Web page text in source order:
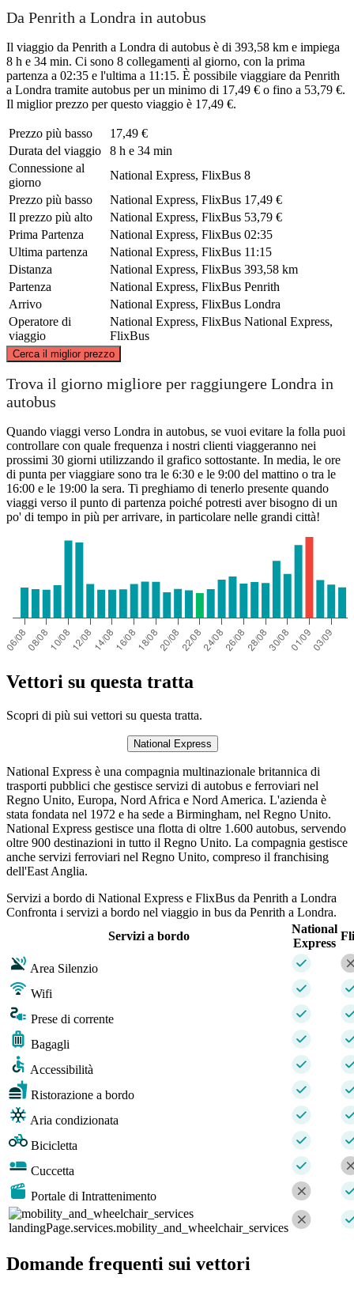
Da Penrith a Londra in autobus
Il viaggio da Penrith a Londra di autobus è di 393,58 km e impiega
8 h e 34 min. Ci sono 8 collegamenti al giorno, con la prima
partenza a 02:35 e l'ultima a 11:15. È possibile viaggiare da Penrith
a Londra tramite autobus per un minimo di 17,49 € o fino a 53,79 €.
Il miglior prezzo per questo viaggio è 17,49 €.
Prezzo più basso
17,49 €
Durata del viaggio
8 h e 34 min
Connessione al
giorno
National Express, FlixBus 8
Prezzo più basso
National Express, FlixBus 17,49 €
Il prezzo più alto
National Express, FlixBus 53,79 €
Prima Partenza
National Express, FlixBus 02:35
Ultima partenza
National Express, FlixBus 11:15
Distanza
National Express, FlixBus 393,58 km
Partenza
National Express, FlixBus Penrith
Arrivo
National Express, FlixBus Londra
Operatore di
viaggio
National Express, FlixBus National Express,
FlixBus
Cerca il miglior prezzo
Trova il giorno migliore per raggiungere Londra in
autobus
Quando viaggi verso Londra in autobus, se vuoi evitare la folla puoi
controllare con quale frequenza i nostri clienti viaggeranno nei
prossimi 30 giorni utilizzando il grafico sottostante. In media, le ore
di punta per viaggiare sono tra le 6:30 e le 9:00 del mattino o tra le
16:00 e le 19:00 la sera. Ti preghiamo di tenerlo presente quando
viaggi verso il punto di partenza poiché potresti aver bisogno di un
po' di tempo in più per arrivare, in particolare nelle grandi città!
Vettori su questa tratta
Scopri di più sui vettori su questa tratta.
National Express
National Express è una compagnia multinazionale britannica di
trasporti pubblici che gestisce servizi di autobus e ferroviari nel
Regno Unito, Europa, Nord Africa e Nord America. L'azienda è
stata fondata nel 1972 e ha sede a Birmingham, nel Regno Unito.
National Express gestisce una flotta di oltre 1.600 autobus, servendo
oltre 900 destinazioni in tutto il Regno Unito. La compagnia gestisce
anche servizi ferroviari nel Regno Unito, compreso il franchising
dell'East Anglia.
Servizi a bordo di National Express e FlixBus da Penrith a Londra
Confronta i servizi a bordo nel viaggio in bus da Penrith a Londra.
Servizi a bordo
National
Express
Area Silenzio
Wifi
Prese di corrente
Bagagli
Accessibilità
Ristorazione a bordo
Aria condizionata
Bicicletta
Cuccetta
Portale di Intrattenimento
landingPage.services.mobility_and_wheelchair_services
Domande frequenti sui vettori